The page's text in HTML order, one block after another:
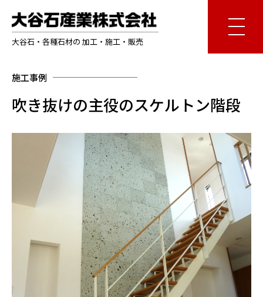
大谷石・各種石材の 加工・施工・販売
施工事例
吹き抜けの主役のスケルトン階段